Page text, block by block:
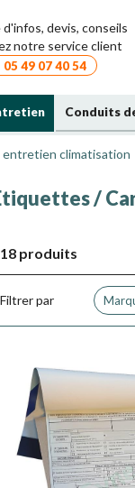
d'infos, devis, conseils
notre service client
05 49 07 40 54
Conduits
climatisation
/
18 produits
Filtrer par